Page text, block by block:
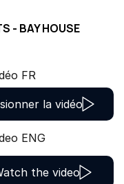
- BAY HOUSE
FR
la vidéo
ENG
the video